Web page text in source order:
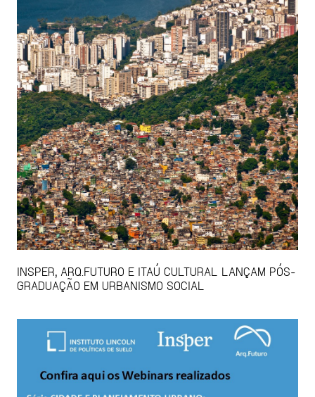
INSPER, ARQ.FUTURO E ITAÚ CULTURAL LANÇAM PÓS-
GRADUAÇÃO EM URBANISMO SOCIAL